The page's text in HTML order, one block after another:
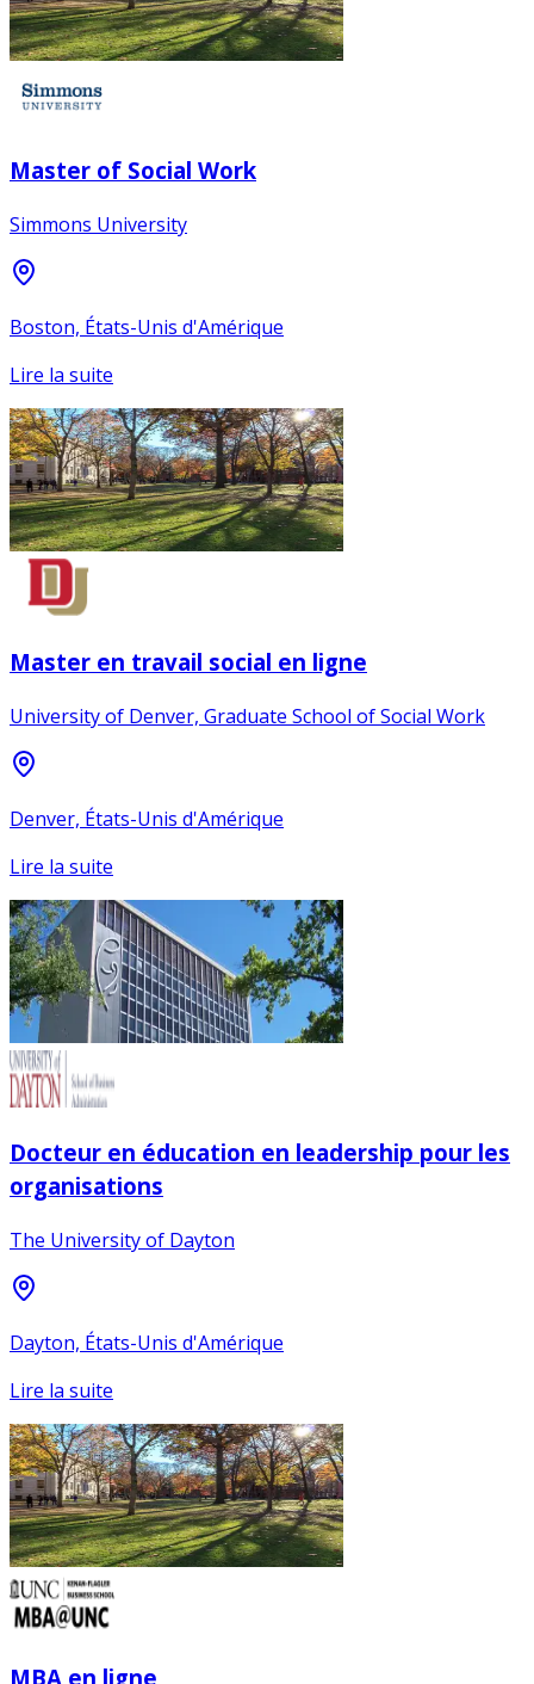
Master of Social Work
Simmons University
Boston, États-Unis d'Amérique
Lire la suite
Master en travail social en ligne
University of Denver, Graduate School of Social Work
Denver, États-Unis d'Amérique
Lire la suite
Docteur en éducation en leadership pour les
organisations
The University of Dayton
Dayton, États-Unis d'Amérique
Lire la suite
MBA en ligne